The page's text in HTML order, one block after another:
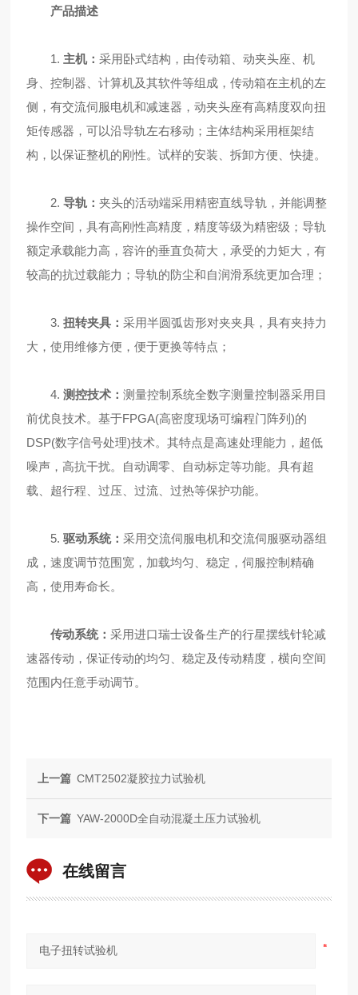
产品描述
1. 主机：采用卧式结构，由传动箱、动夹头座、机
身、控制器、计算机及其软件等组成，传动箱在主机的左
侧，有交流伺服电机和减速器，动夹头座有高精度双向扭
矩传感器，可以沿导轨左右移动；主体结构采用框架结
构，以保证整机的刚性。试样的安装、拆卸方便、快捷。
2.导轨：夹头的活动端采用精密直线导轨，并能调整
操作空间，具有高刚性高精度，精度等级为精密级；导轨
额定承载能力高，容许的垂直负荷大，承受的力矩大，有
较高的抗过载能力；导轨的防尘和自润滑系统更加合理；
3.扭转夹具：采用半圆弧齿形对夹夹具，具有夹持力
大，使用维修方便，便于更换等特点；
4.测控技术：测量控制系统全数字测量控制器采用目
前优良技术。基于FPGA(高密度现场可编程门阵列)的
DSP(数字信号处理)技术。其特点是高速处理能力，超低
噪声，高抗干扰。自动调零、自动标定等功能。具有超
载、超行程、过压、过流、过热等保护功能。
5.驱动系统：采用交流伺服电机和交流伺服驱动器组
成，速度调节范围宽，加载均匀、稳定，伺服控制精确
高，使用寿命长。
传动系统：采用进口瑞士设备生产的行星摆线针轮减
速器传动，保证传动的均匀、稳定及传动精度，横向空间
范围内任意手动调节。
上一篇 CMT2502凝胶拉力试验机
下一篇 YAW-2000D全自动混凝土压力试验机
在线留言